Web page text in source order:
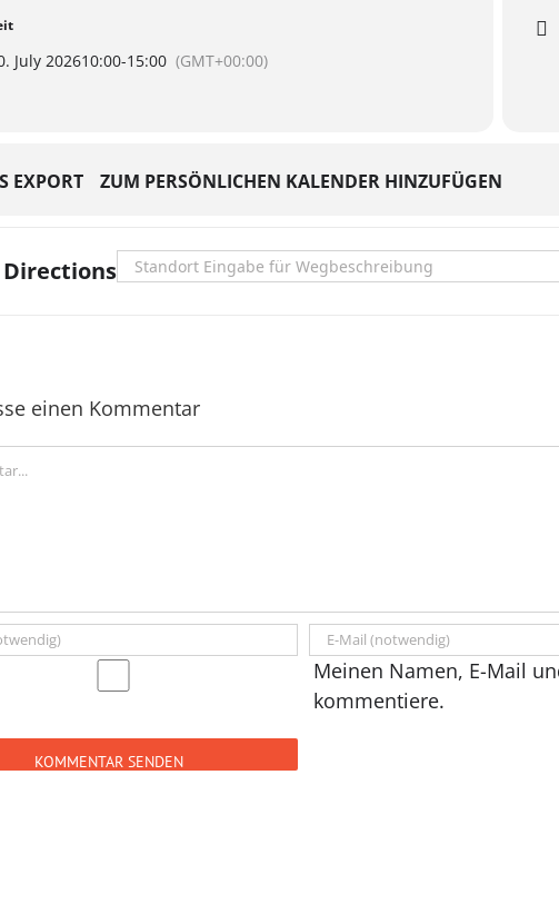
July 202610:00-15:00 (GMT+00:00)
EXPORT ZUM PERSÖNLICHEN KALENDER HINZUFÜGEN
Directions Address - Geheimnisvolle Stadtgeister []
einen Kommentar
Meinen Namen, E-Mail
kommentiere.